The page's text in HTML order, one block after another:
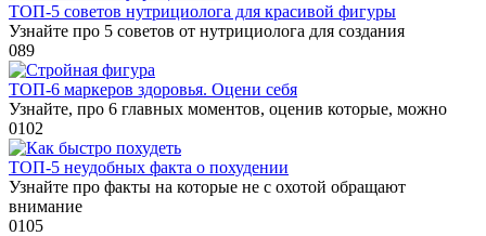
ТОП-5 советов нутрициолога для красивой фигуры
Узнайте про 5 советов от нутрициолога для создания
089
ТОП-6 маркеров здоровья. Оцени себя
Узнайте, про 6 главных моментов, оценив которые, можно
0102
ТОП-5 неудобных факта о похудении
Узнайте про факты на которые не с охотой обращают
внимание
0105